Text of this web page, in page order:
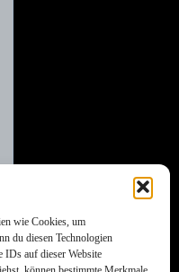
wie Cookies, um
du diesen Technologien
IDs auf dieser Website